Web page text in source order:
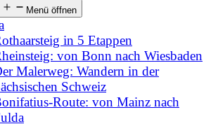
Menü öffnen
in 5 Etappen
von Bonn nach Wiesbaden
Malerweg: Wandern in der
Schweiz
Route: von Mainz nach